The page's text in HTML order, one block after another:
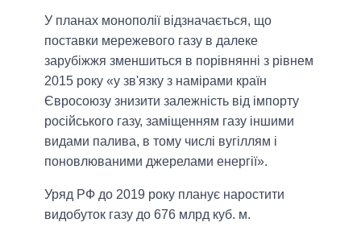
У планах монополії відзначається, що
поставки мережевого газу в далеке
зарубіжжя зменшиться в порівнянні з рівнем
2015 року «у зв'язку з намірами країн
Євросоюзу знизити залежність від імпорту
російського газу, заміщенням газу іншими
видами палива, в тому числі вугіллям і
поновлюваними джерелами енергії».
Уряд РФ до 2019 року планує наростити
видобуток газу до 676 млрд куб. м.